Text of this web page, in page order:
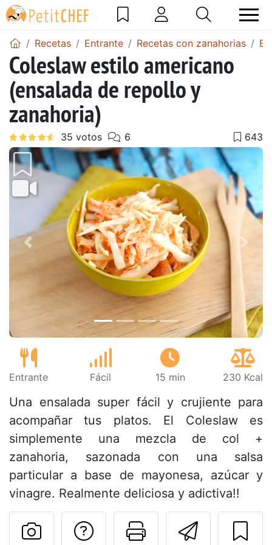
Recetas Entrante Recetas con zanahorias
Coleslaw estilo americano
(ensalada de repollo y
zanahoria)
Anterior
Entrante Fácil 15 min 230 Kcal
Una ensalada super fácil y crujiente para
acompañar tus platos. El Coleslaw es
simplemente una mezcla de col +
zanahoria, sazonada con una salsa
particular a base de mayonesa, azúcar y
vinagre. Realmente deliciosa y adictiva!!
Imprimir
Preguntar al autor